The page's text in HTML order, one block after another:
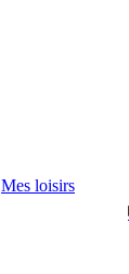
Mes loisirs